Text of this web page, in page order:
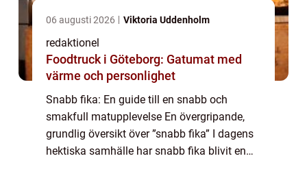
06 augusti 2026 Viktoria Uddenholm
redaktionel
Foodtruck i Göteborg: Gatumat med
värme och personlighet
Snabb fika: En guide till en snabb och
smakfull matupplevelse En övergripande,
grundlig översikt över ”snabb fika” I dagens
hektiska samhälle har snabb fika blivit en